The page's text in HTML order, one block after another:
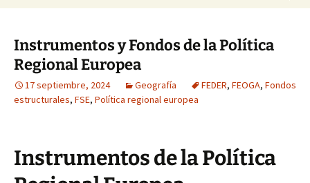
Instrumentos y Fondos de la Política
Regional Europea
17 septiembre, 2024 Geografía FEDER, FEOGA, Fondos
estructurales, FSE, Política regional europea
Instrumentos de la Política